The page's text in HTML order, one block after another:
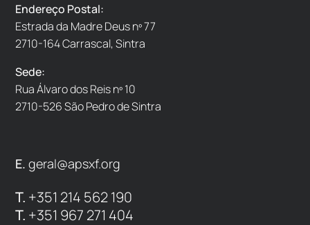
Endereço Postal:
Estrada da Madre Deus nº 77
2710-164 Carrascal, Sintra
Sede:
Rua Álvaro dos Reis nº 10
2710-526 São Pedro de Sintra
E. geral@apsxf.org
T. +351 214 562 190
T. +351 967 271 404